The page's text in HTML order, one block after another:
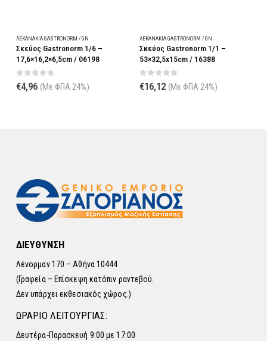
ΛΕΚΑΝΆΚΙΑ GASTRONORM / GN
Σκεύος Gastronorm 1/6 –
17,6×16,2×6,5cm / 06198
0 out of 5
€4,96 (Με ΦΠΑ 24%)
ΛΕΚΑΝΆΚΙΑ GASTRONORM / GN
Σκεύος Gastronorm 1/1 –
53×32,5x15cm / 16388
0out of 5
€16,12 (Με ΦΠΑ 24%)
ΔΙΕΥΘΥΝΣΗ
Λένορμαν 170 – Αθήνα 10444
(Γραφεία – Επίσκεψη κατόπιν ραντεβού.
Δεν υπάρχει εκθεσιακός χώρος.)
ΩΡΑΡΙΟ ΛΕΙΤΟΥΡΓΙΑΣ:
Δευτέρα-Παρασκευή 9:00 με 17:00